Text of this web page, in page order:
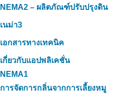
NEMA2 – ผลิตภัณฑ์ปรับปรุงดิน
เนม่า3
เอกสารทางเทคนิค
เกี่ยวกับแอปพลิเคชั่น
NEMA1
การจัดการกลิ่นจากการเลี้ยงหมู